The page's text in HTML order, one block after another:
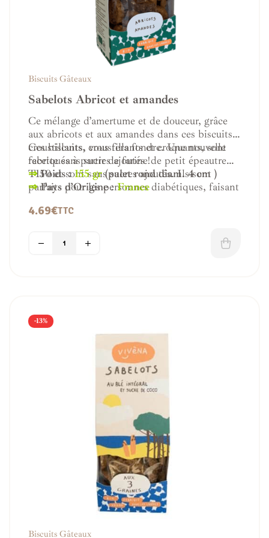
Biscuits Gâteaux
Sabelots Abricot et amandes
Ce mélange d’amertume et de douceur, grâce
aux abricots et aux amandes dans ces biscuits
croustillants, vous fera fondre. Une nouvelle
recette sans sucres ajoutés !
Ces biscuits, croustillants et croquants, sont
fabriqués à partir de farine de petit épeautre
T150 et sont sans sucres ajoutés. Ils sont
parfaits pour les personnes diabétiques, faisant
⇒Poids :155 gr(palet rond diam. 4 cm )
⇒Pays d’Origine:France
4.69€TTC
-13%
Biscuits Gâteaux